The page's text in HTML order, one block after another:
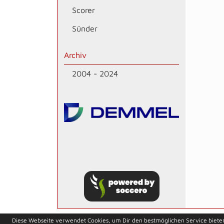
Scorer
Sünder
Archiv
2004 - 2024
soccero.de
Diese Webseite verwendet Cookies, um Dir den bestmöglichen Service